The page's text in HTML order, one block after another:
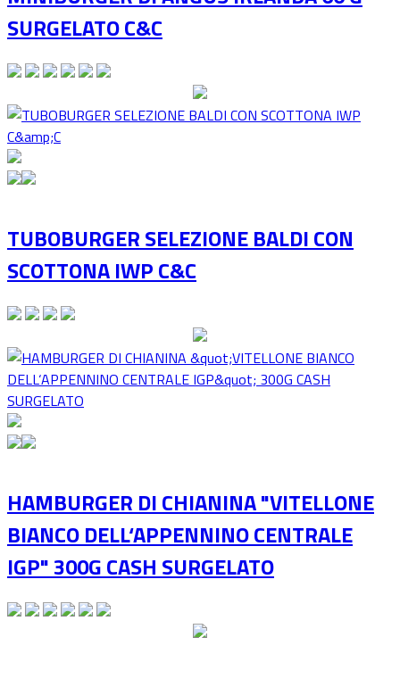
SURGELATO C&C
TUBOBURGER SELEZIONE BALDI CON
SCOTTONA IWP C&C
HAMBURGER DI CHIANINA "VITELLONE
BIANCO DELL‘APPENNINO CENTRALE
IGP" 300G CASH SURGELATO